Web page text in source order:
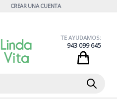
CREAR UNA CUENTA
Buscar
TE AYUDAMOS:
943 099 645